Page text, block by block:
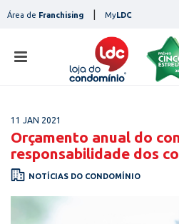
toÁrea de Franchising MyLDC
11 JAN 2021
Orçamento anual do
responsabilidade dos
NOTÍCIAS DO CONDOMÍNIO